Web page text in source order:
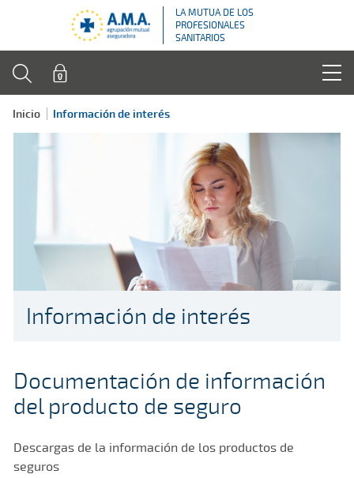
LA MUTUA DE LOS
PROFESIONALES
SANITARIOS
Inicio Información de interés
Información de interés
Documentación de información
del producto de seguro
Descargas de la información de los productos de
seguros